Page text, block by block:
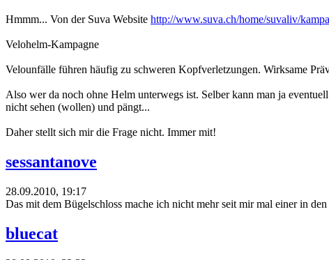
Hmmm... Von der Suva Website http://www.suva.ch/home/suvaliv/
Velohelm-Kampagne
Velounfälle führen häufig zu schweren Kopfverletzungen. Wirksame
Also wer da noch ohne Helm unterwegs ist. Selber kann man ja
nicht sehen (wollen) und pängt...
Daher stellt sich mir die Frage nicht. Immer mit!
sessantanove
28.09.2010, 19:17
Das mit dem Bügelschloss mache ich nicht mehr seit mir mal einer in
bluecat